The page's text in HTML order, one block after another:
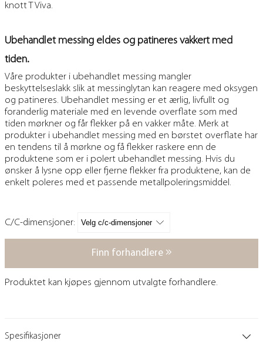
knott T Viva.
Ubehandlet messing eldes og patineres vakkert med
tiden.
Våre produkter i ubehandlet messing mangler
beskyttelseslakk slik at messinglytan kan reagere med oksygen
og patineres. Ubehandlet messing er et ærlig, livfullt og
foranderlig materiale med en levende overflate som med
tiden mørkner og får flekker på en vakker måte. Merk at
produkter i ubehandlet messing med en børstet overflate har
en tendens til å mørkne og få flekker raskere enn de
produktene som er i polert ubehandlet messing. Hvis du
ønsker å lysne opp eller fjerne flekker fra produktene, kan de
enkelt poleres med et passende metallpoleringsmiddel.
C/C-dimensjoner:
Finn forhandlere
Produktet kan kjøpes gjennom utvalgte forhandlere.
Spesifikasjoner